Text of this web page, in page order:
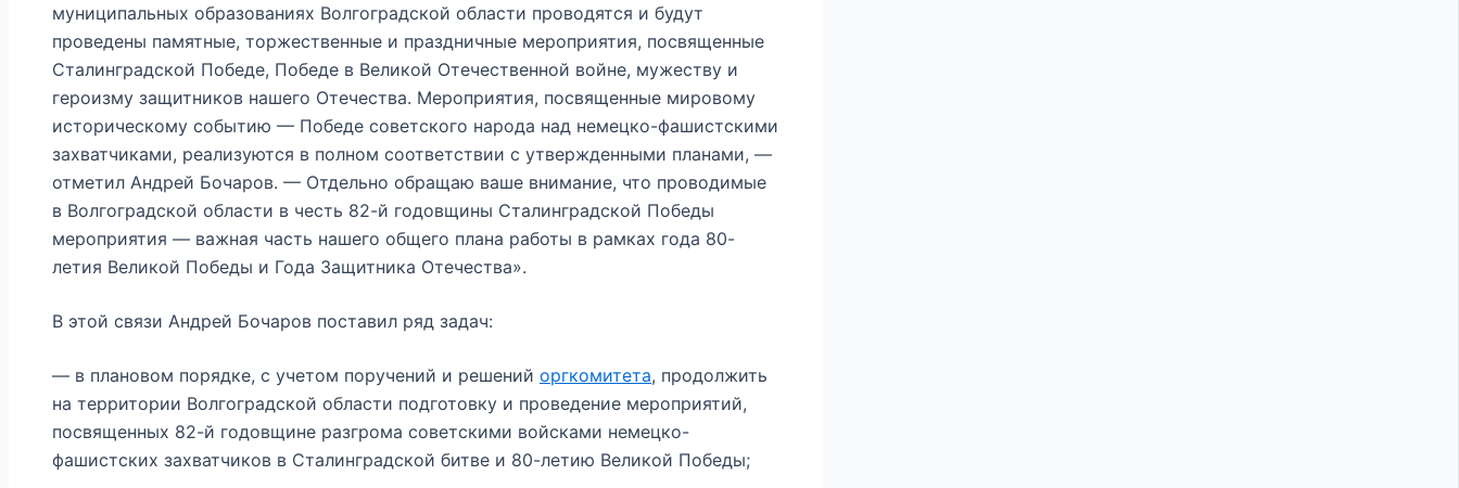
муниципальных образованиях Волгоградской области проводятся и будут
проведены памятные, торжественные и праздничные мероприятия, посвященные
Сталинградской Победе, Победе в Великой Отечественной войне, мужеству и
героизму защитников нашего Отечества. Мероприятия, посвященные мировому
историческому событию — Победе советского народа над немецко-фашистскими
захватчиками, реализуются в полном соответствии с утвержденными планами, —
отметил Андрей Бочаров. — Отдельно обращаю ваше внимание, что проводимые
в Волгоградской области в честь 82-й годовщины Сталинградской Победы
мероприятия — важная часть нашего общего плана работы в рамках года 80-
летия Великой Победы и Года Защитника Отечества».
В этой связи Андрей Бочаров поставил ряд задач:
— в плановом порядке, с учетом поручений и решений оргкомитета, продолжить
на территории Волгоградской области подготовку и проведение мероприятий,
посвященных 82-й годовщине разгрома советскими войсками немецко-
фашистских захватчиков в Сталинградской битве и 80-летию Великой Победы;